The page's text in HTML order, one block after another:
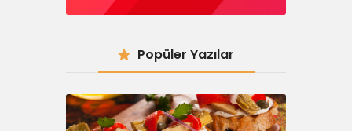
Popüler Yazılar